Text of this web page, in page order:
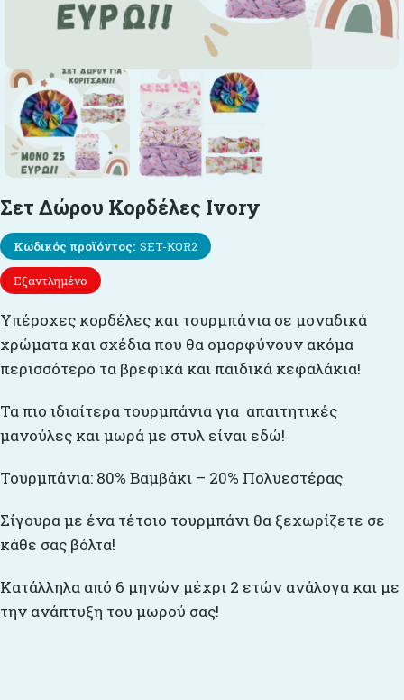
Σετ Δώρου Κορδέλες Ivory
Κωδικός προϊόντος: SET-KOR2
Εξαντλημένο
Υπέροχες κορδέλες και τουρμπάνια σε μοναδικά
χρώματα και σχέδια που θα ομορφύνουν ακόμα
περισσότερο τα βρεφικά και παιδικά κεφαλάκια!
Τα πιο ιδιαίτερα τουρμπάνια για απαιτητικές
μανούλες και μωρά με στυλ είναι εδώ!
Τουρμπάνια: 80% Βαμβάκι – 20% Πολυεστέρας
Σίγουρα με ένα τέτοιο τουρμπάνι θα ξεχωρίζετε σε
κάθε σας βόλτα!
Κατάλληλα από 6 μηνών μέχρι 2 ετών ανάλογα και με
την ανάπτυξη του μωρού σας!